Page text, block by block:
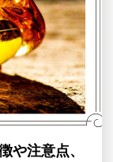
や注意点、